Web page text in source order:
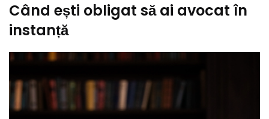
Când ești obligat să ai avocat în
instanță